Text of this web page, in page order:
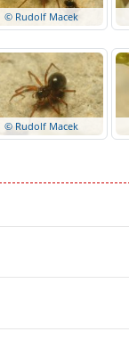
© Rudolf Macek
© Rudolf Macek
values. Data ranges